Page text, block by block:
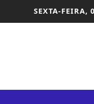
SEXTA-FEIRA,